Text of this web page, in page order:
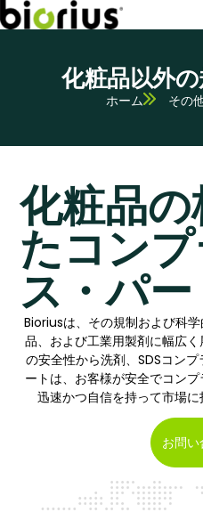
化粧品以外
ホーム その
化粧品
たコン
ス・パ
Bioriusは、その規制および科
品、および工業用製剤に幅広
の安全性から洗剤、SDSコン
ートは、お客様が安全でコンプ
迅速かつ自信を持って市場に
お問